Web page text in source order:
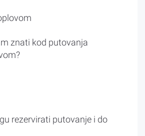
znati kod putovanja
rezervirati putovanje i do